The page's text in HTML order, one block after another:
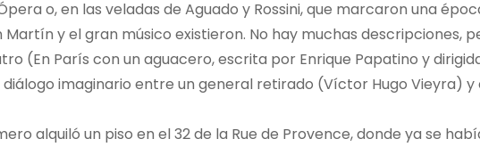
o, en las veladas de Aguado y Rossini, que marcaron una
y el gran músico existieron. No hay muchas descripciones,
(En París con un aguacero, escrita por Enrique Papatino y
imaginario entre un general retirado (Víctor Hugo Vieyra) y
alquiló un piso en el 32 de la Rue de Provence, donde ya se